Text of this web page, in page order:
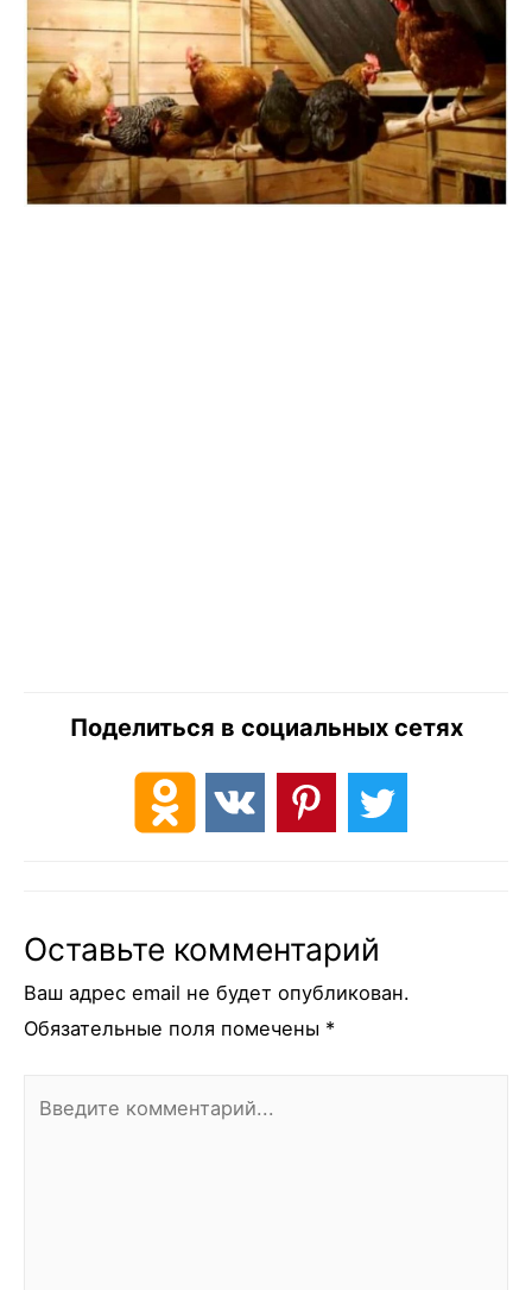
Поделиться в социальных сетях
Оставьте комментарий
Ваш адрес email не будет опубликован.
Обязательные поля помечены *